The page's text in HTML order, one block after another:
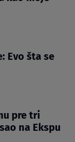
Evo šta se
pre tri
na Ekspu